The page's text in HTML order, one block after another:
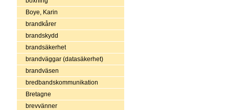
Boye, Karin
brandkårer
brandskydd
brandsäkerhet
brandväggar (datasäkerhet)
brandväsen
bredbandskommunikation
Bretagne
brevvänner